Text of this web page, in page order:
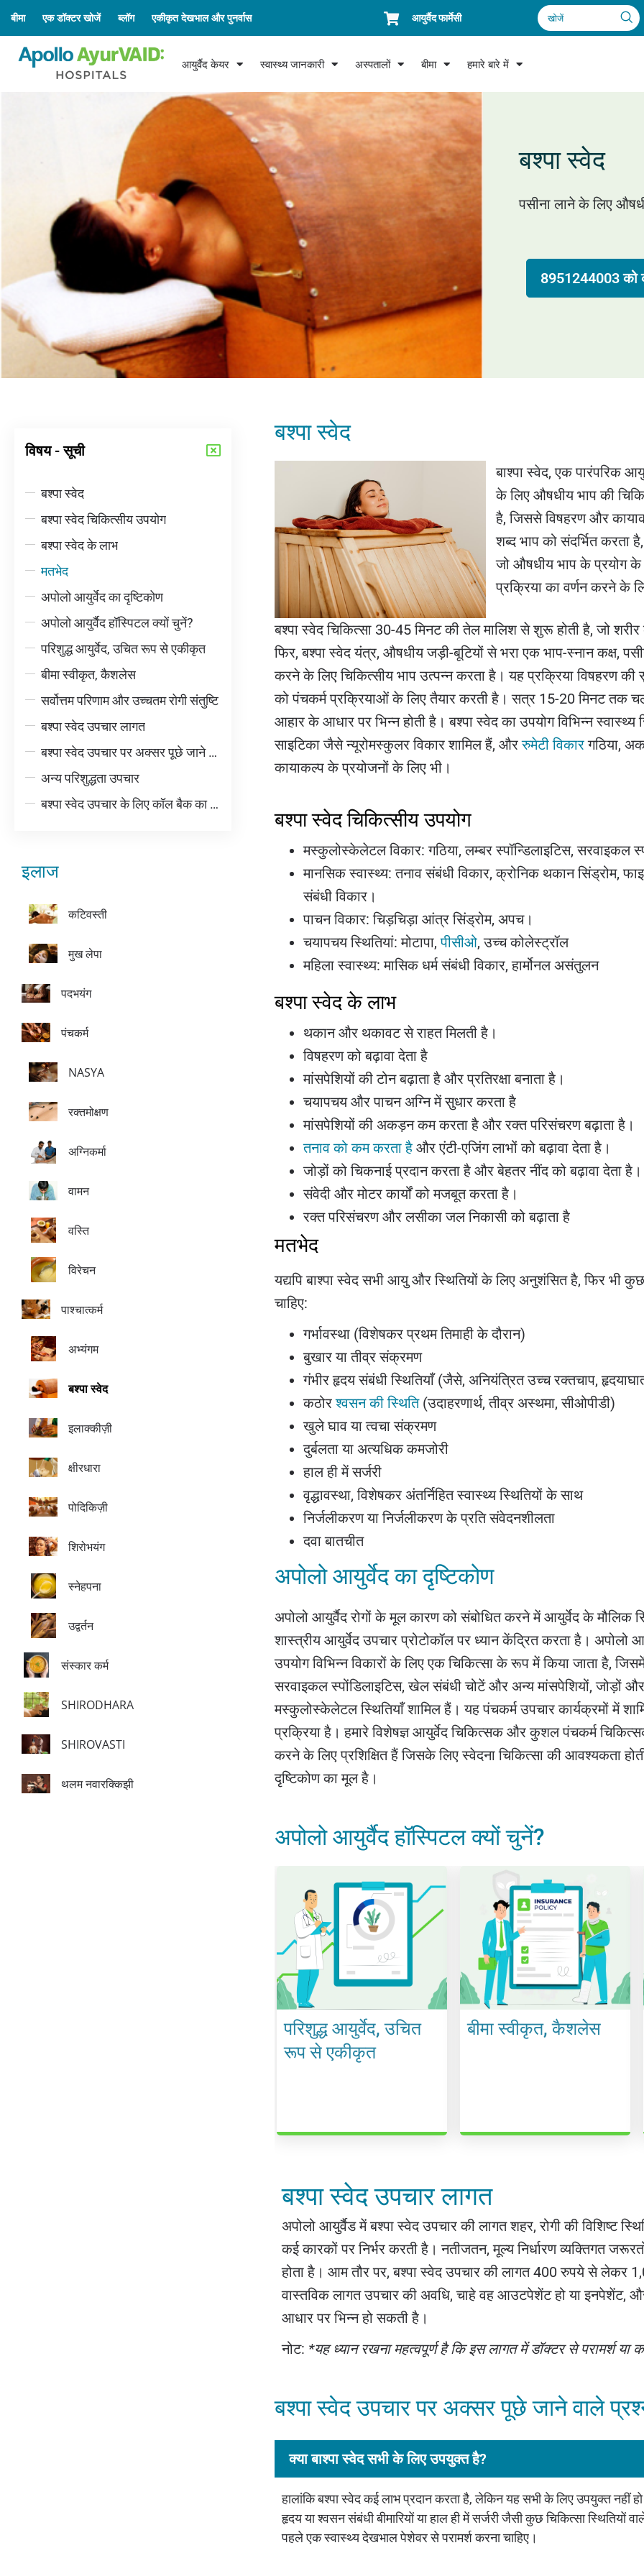
बीमा एक डॉक्टर खोजें ब्लॉग एकीकृत देखभाल और पुनर्वास आयुर्वैद फार्मेसी खोजें
आयुर्वैद केयर स्वास्थ्य जानकारी अस्पतालों बीमा हमारे बारे में
बश्पा स्वेद
पसीना लाने के लिए
8951244003 को
विषय - सूची
बश्पा स्वेद
बश्पा स्वेद चिकित्सीय उपयोग
बश्पा स्वेद के लाभ
मतभेद
अपोलो आयुर्वेद का दृष्टिकोण
अपोलो आयुर्वैद हॉस्पिटल क्यों चुनें?
परिशुद्ध आयुर्वेद, उचित रूप से एकीकृत
बीमा स्वीकृत, कैशलेस
सर्वोत्तम परिणाम और उच्चतम रोगी संतुष्टि
बश्पा स्वेद उपचार लागत
बश्पा स्वेद उपचार पर अक्सर पूछे जाने वाले प्रश्न
अन्य परिशुद्धता उपचार
बश्पा स्वेद उपचार के लिए कॉल बैक का अनुरोध करें
इलाज
कटिवस्ती
मुख लेपा
पदभयंग
पंचकर्म
NASYA
रक्तमोक्षण
अग्निकर्मा
वामन
वस्ति
विरेचन
पाश्चात्कर्म
अभ्यंगम
बश्पा स्वेद
इलाक्कीज़ी
क्षीरधारा
पोदिकिज़ी
शिरोभयंग
स्नेहपना
उद्वर्तन
संस्कार कर्म
SHIRODHARA
SHIROVASTI
थलम नवारक्किझी
बश्पा स्वेद
बाश्पा स्वेद, एक पारंपरिक
के लिए औषधीय भाप की
है, जिससे विषहरण और
शब्द भाप को संदर्भित करता
जो औषधीय भाप के प्रयोग के
प्रक्रिया का वर्णन करने के
बश्पा स्वेद चिकित्सा 30-45 मिनट की तेल मालिश से शुरू होती है, जो
फिर, बश्पा स्वेद यंत्र, औषधीय जड़ी-बूटियों से भरा एक भाप-स्नान कक्ष,
करने के लिए चिकित्सीय भाप उत्पन्न करता है। यह प्रक्रिया विषहरण की
को पंचकर्म प्रक्रियाओं के लिए तैयार करती है। सत्र 15-20 मिनट तक
आहार के आधार पर भिन्न होती है। बश्पा स्वेद का उपयोग विभिन्न स्वास्थ्य
साइटिका जैसे न्यूरोमस्कुलर विकार शामिल हैं, औररुमेटी विकारगठिया,
कायाकल्प के प्रयोजनों के लिए भी।
बश्पा स्वेद चिकित्सीय उपयोग
मस्कुलोस्केलेटल विकार: गठिया, लम्बर स्पॉन्डिलाइटिस, सरवाइकल
मानसिक स्वास्थ्य: तनाव संबंधी विकार, क्रोनिक थकान सिंड्रोम,
संबंधी विकार।
पाचन विकार: चिड़चिड़ा आंत्र सिंड्रोम, अपच।
चयापचय स्थितियां: मोटापा, पीसीओ, उच्च कोलेस्ट्रॉल
महिला स्वास्थ्य: मासिक धर्म संबंधी विकार, हार्मोनल असंतुलन
बश्पा स्वेद के लाभ
थकान और थकावट से राहत मिलती है।
विषहरण को बढ़ावा देता है
मांसपेशियों की टोन बढ़ाता है और प्रतिरक्षा बनाता है।
चयापचय और पाचन अग्नि में सुधार करता है
मांसपेशियों की अकड़न कम करता है और रक्त परिसंचरण बढ़ाता है।
तनाव को कम करता है और एंटी-एजिंग लाभों को बढ़ावा देता है।
जोड़ों को चिकनाई प्रदान करता है और बेहतर नींद को बढ़ावा देता है।
संवेदी और मोटर कार्यों को मजबूत करता है।
रक्त परिसंचरण और लसीका जल निकासी को बढ़ाता है
मतभेद
यद्यपि बाश्पा स्वेद सभी आयु और स्थितियों के लिए अनुशंसित है, फिर भी कुछ
चाहिए:
गर्भावस्था (विशेषकर प्रथम तिमाही के दौरान)
बुखार या तीव्र संक्रमण
गंभीर हृदय संबंधी स्थितियाँ (जैसे, अनियंत्रित उच्च रक्तचाप,
कठोरश्वसन की स्थिति(उदाहरणार्थ, तीव्र अस्थमा, सीओपीडी)
खुले घाव या त्वचा संक्रमण
दुर्बलता या अत्यधिक कमजोरी
हाल ही में सर्जरी
वृद्धावस्था, विशेषकर अंतर्निहित स्वास्थ्य स्थितियों के साथ
निर्जलीकरण या निर्जलीकरण के प्रति संवेदनशीलता
दवा बातचीत
अपोलो आयुर्वेद का दृष्टिकोण
अपोलो आयुर्वैद रोगों के मूल कारण को संबोधित करने में आयुर्वेद के मौलिक
शास्त्रीय आयुर्वेद उपचार प्रोटोकॉल पर ध्यान केंद्रित करता है। अपोलो
उपयोग विभिन्न विकारों के लिए एक चिकित्सा के रूप में किया जाता है,
सरवाइकल स्पोंडिलाइटिस, खेल संबंधी चोटें और अन्य मांसपेशियों, जोड़ों
मस्कुलोस्केलेटल स्थितियाँ शामिल हैं। यह पंचकर्म उपचार कार्यक्रमों में
प्रक्रिया है। हमारे विशेषज्ञ आयुर्वेद चिकित्सक और कुशल पंचकर्म
करने के लिए प्रशिक्षित हैं जिसके लिए स्वेदना चिकित्सा की आवश्यकता
दृष्टिकोण का मूल है।
अपोलो आयुर्वैद हॉस्पिटल क्यों चुनें?
परिशुद्ध आयुर्वेद, उचित
रूप से एकीकृत
बीमा स्वीकृत, कैशलेस
बश्पा स्वेद उपचार लागत
अपोलो आयुर्वैड में बश्पा स्वेद उपचार की लागत शहर, रोगी की विशिष्ट
कई कारकों पर निर्भर करती है। नतीजतन, मूल्य निर्धारण व्यक्तिगत
होता है। आम तौर पर, बश्पा स्वेद उपचार की लागत 400 रुपये से लेकर
वास्तविक लागत उपचार की अवधि, चाहे वह आउटपेशेंट हो या इनपेशेंट, और
आधार पर भिन्न हो सकती है।
नोट: *यह ध्यान रखना महत्वपूर्ण है कि इस लागत में डॉक्टर से परामर्श या
बश्पा स्वेद उपचार पर अक्सर पूछे जाने वाले
क्या बाश्पा स्वेद सभी के लिए उपयुक्त है?
हालांकि बश्पा स्वेद कई लाभ प्रदान करता है, लेकिन यह सभी के लिए उपयुक्त नहीं
हृदय या श्वसन संबंधी बीमारियों या हाल ही में सर्जरी जैसी कुछ चिकित्सा स्थितियों
पहले एक स्वास्थ्य देखभाल पेशेवर से परामर्श करना चाहिए।